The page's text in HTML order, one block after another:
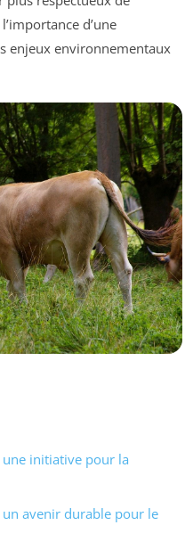
d’une
enjeux environnementaux
une initiative pour la
un avenir durable pour le